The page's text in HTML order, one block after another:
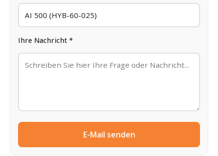
Ihre Nachricht *
E-Mail senden